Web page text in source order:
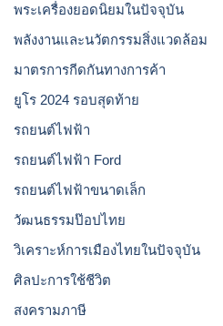
พระเครื่องยอดนิยมในปัจจุบัน
พลังงานและนวัตกรรมสิ่งแวดล้อม
มาตรการกีดกันทางการค้า
ยูโร 2024 รอบสุดท้าย
รถยนต์ไฟฟ้า
รถยนต์ไฟฟ้า Ford
รถยนต์ไฟฟ้าขนาดเล็ก
วัฒนธรรมป๊อปไทย
วิเคราะห์การเมืองไทยในปัจจุบัน
ศิลปะการใช้ชีวิต
สงครามภาษี